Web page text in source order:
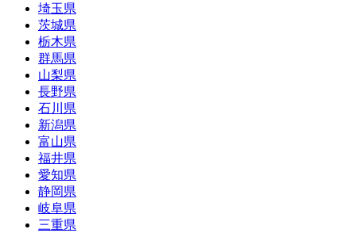
埼玉県
茨城県
栃木県
群馬県
山梨県
長野県
石川県
新潟県
富山県
福井県
愛知県
静岡県
岐阜県
三重県